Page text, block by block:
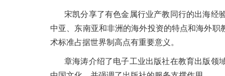
宋凯分享了有色金属行业产教同行的出海经
中亚、东南亚和非洲的海外投资的特点和海外
术标准占据世界制高点有重要意义。
章海涛介绍了电子工业出版社在教育出版领